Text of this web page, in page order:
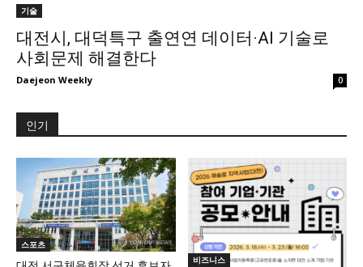
기술
대전시, 대덕특구 출연연 데이터·AI 기술로
사회문제 해결한다
Daejeon Weekly 0
인기
스포츠
비즈니스